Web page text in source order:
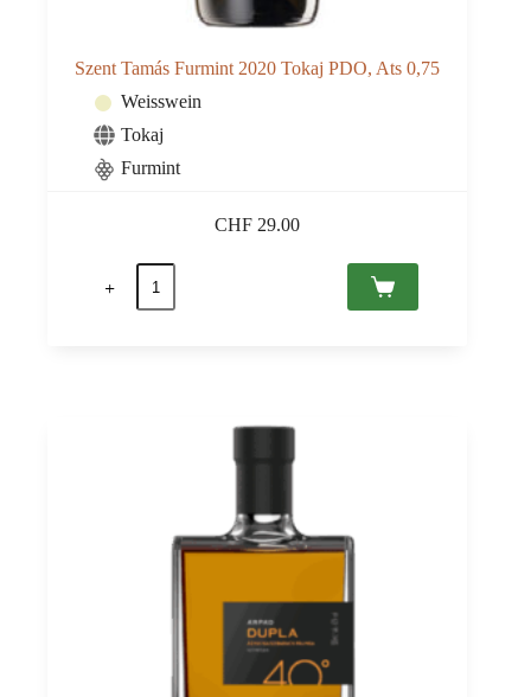
Szent Tamás Furmint 2020 Tokaj PDO, Ats 0,75
Weisswein
Tokaj
Furmint
CHF 29.00
Szent
Tamás
Furmint